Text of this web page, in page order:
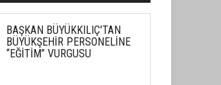
ERTEM
HİCRİ YIL VE ÜLKEMİZDE
Haziran 2026
BAŞKAN BÜYÜKKILIÇ'TAN
BÜYÜKŞEHİR PERSONELİNE
“EĞİTİM” VURGUSU